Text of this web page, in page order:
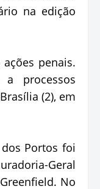
na edição
penais.
a processos
(2), em
Portos foi
Geral
No